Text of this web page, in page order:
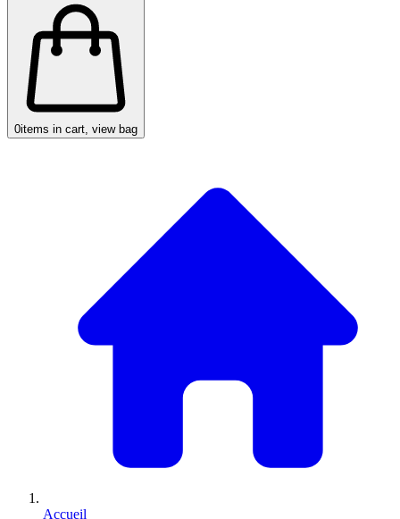
0items in cart, view bag
Accueil